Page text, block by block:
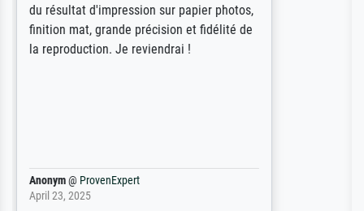
Door de 69505 beschikbare kunstenaars
scrollen is echter onbegonnen werk (na
stoppen begint het weer van voor af aan).
philip@ProvenExpert
September 23, 2025